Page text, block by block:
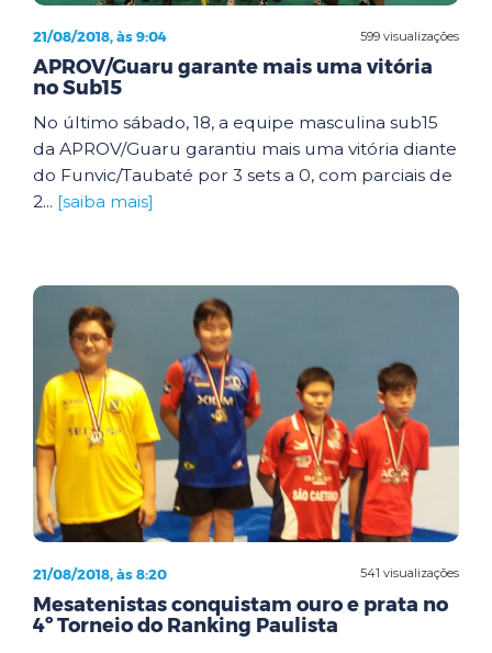
599 visualizações
21/08/2018, às 9:04
APROV/Guaru garante mais uma vitória
no Sub15
No último sábado, 18, a equipe masculina sub15
da APROV/Guaru garantiu mais uma vitória diante
do Funvic/Taubaté por 3 sets a 0, com parciais de
2... [saiba mais]
541 visualizações
21/08/2018, às 8:20
Mesatenistas conquistam ouro e prata no
4º Torneio do Ranking Paulista